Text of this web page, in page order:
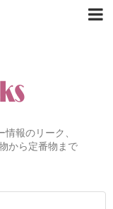
報のリーク、
から定番物まで